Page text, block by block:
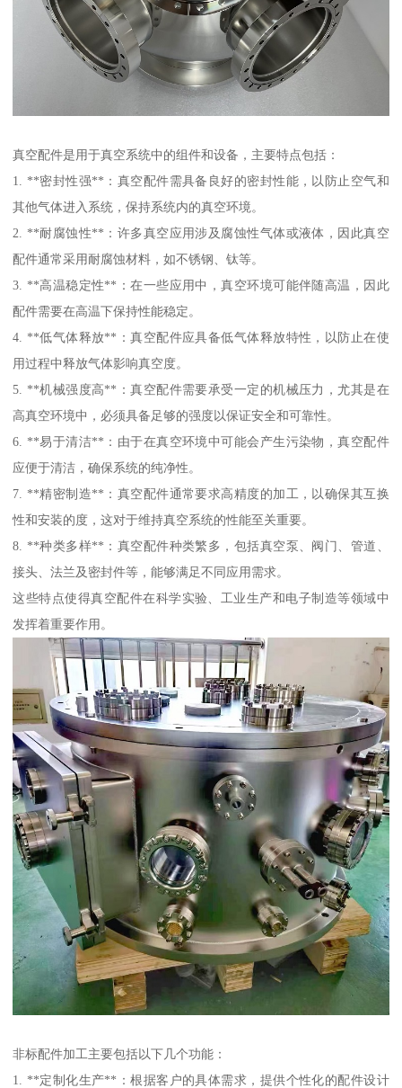
真空配件是用于真空系统中的组件和设备，主要特点包括：
1. **密封性强**：真空配件需具备良好的密封性能，以防止空气和
其他气体进入系统，保持系统内的真空环境。
2. **耐腐蚀性**：许多真空应用涉及腐蚀性气体或液体，因此真空
配件通常采用耐腐蚀材料，如不锈钢、钛等。
3. **高温稳定性**：在一些应用中，真空环境可能伴随高温，因此
配件需要在高温下保持性能稳定。
4. **低气体释放**：真空配件应具备低气体释放特性，以防止在使
用过程中释放气体影响真空度。
5. **机械强度高**：真空配件需要承受一定的机械压力，尤其是在
高真空环境中，必须具备足够的强度以保证安全和可靠性。
6. **易于清洁**：由于在真空环境中可能会产生污染物，真空配件
应便于清洁，确保系统的纯净性。
7. **精密制造**：真空配件通常要求高精度的加工，以确保其互换
性和安装的度，这对于维持真空系统的性能至关重要。
8. **种类多样**：真空配件种类繁多，包括真空泵、阀门、管道、
接头、法兰及密封件等，能够满足不同应用需求。
这些特点使得真空配件在科学实验、工业生产和电子制造等领域中
发挥着重要作用。
非标配件加工主要包括以下几个功能：
1. **定制化生产**：根据客户的具体需求，提供个性化的配件设计